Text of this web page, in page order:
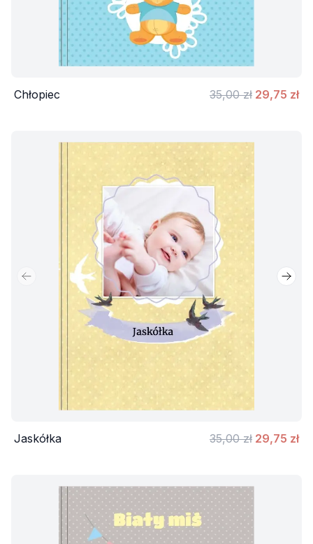
Chłopiec 35,00 zł 29,75 zł
Poprzedni slajd
Jaskółka 35,00 zł 29,75 zł